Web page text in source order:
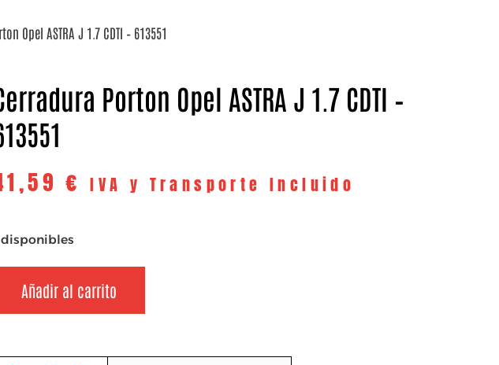
Opel ASTRA J 1.7 CDTI – 613551
Porton Opel ASTRA J 1.7 CDTI –
€ IVA y Transporte Incluido
disponibles
Añadir al carrito